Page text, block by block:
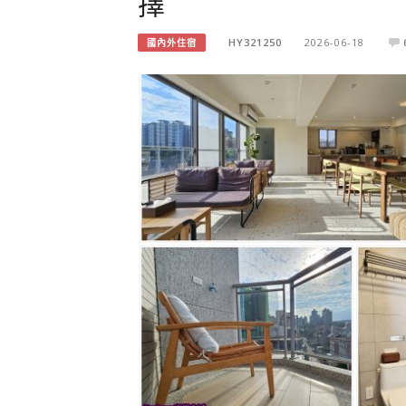
國內外住宿 HY321250 2026-06-18